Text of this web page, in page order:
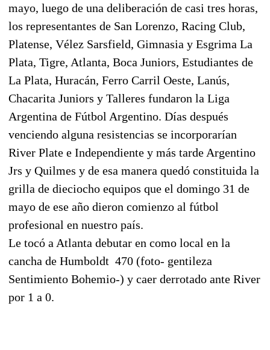
mayo, luego de una deliberación de casi tres horas,
los representantes de San Lorenzo, Racing Club,
Platense, Vélez Sarsfield, Gimnasia y Esgrima La
Plata, Tigre, Atlanta, Boca Juniors, Estudiantes de
La Plata, Huracán, Ferro Carril Oeste, Lanús,
Chacarita Juniors y Talleres fundaron la Liga
Argentina de Fútbol Argentino. Días después
venciendo alguna resistencias se incorporarían
River Plate e Independiente y más tarde Argentino
Jrs y Quilmes y de esa manera quedó constituida la
grilla de dieciocho equipos que el domingo 31 de
mayo de ese año dieron comienzo al fútbol
profesional en nuestro país.
Le tocó a Atlanta debutar en como local en la
cancha de Humboldt 470 (foto- gentileza
Sentimiento Bohemio-) y caer derrotado ante River
por 1 a 0.